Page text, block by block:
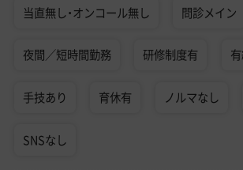
当直無し・オンコール無し 問診メイン
夜間／短時間勤務 研修制度有
手技あり 育休有 ノルマなし
SNSなし